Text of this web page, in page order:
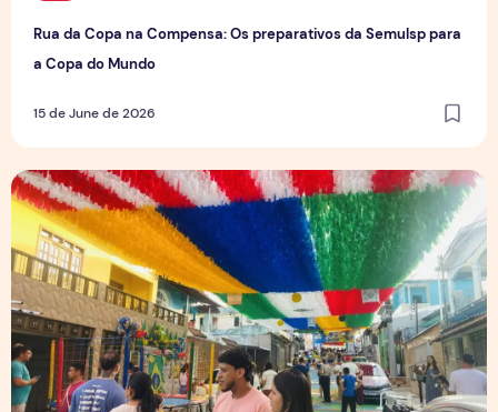
Rua da Copa na Compensa: Os preparativos da Semulsp para
a Copa do Mundo
15 de June de 2026
O povo brasileiro e o futebol: identidade, paixão e